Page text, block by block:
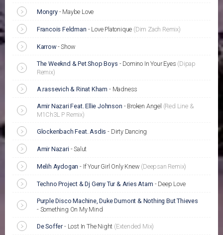
Mongry- Maybe Love
Francois Feldman - Love Platonique (Dim Zach Remix)
Karrow-Show
The Weeknd & Pet Shop Boys - Domino In Your Eyes (Dipap
Remix)
A.rassevich & Rinat Kham - Madness
Amir Nazari Feat. Ellie Johnson - Broken Angel (Red Line &
M1Ch3L P Remix)
Glockenbach Feat. Asdis - Dirty Dancing
Amir Nazari -Salut
Melih Aydogan - If Your Girl Only Knew (Deepsan Remix)
Techno Project & Dj Geny Tur & Aries Atam - Deep Love
Purple Disco Machine, Duke Dumont & Nothing But Thieves
- Something On My Mind
De Soffer - Lost In The Night (Extended Mix)